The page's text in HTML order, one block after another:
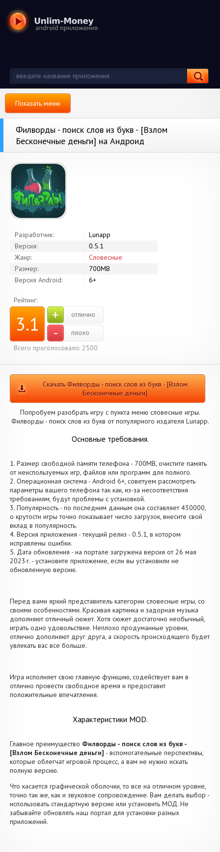
Показать меню
Филворды - поиск слов из букв - [Взлом
Бесконечные деньги] на Андроид
Разработчик:
Lunapp
Версия:
0.5.1
Жанр:
Словесные
Размер:
700MB
Версия Android:
6+
Рейтинг:
3.1 + отлично
-
плохо
Всего проголосовало: 2500
Скачать Филворды - поиск слов из букв - [Взлом
Бесконечные деньги]
Попробуем разобрать игру с пункта меню словесные игры.
Филворды - поиск слов из букв от популярного издателя Lunapp.
Основные требования.
1. Размер свободной памяти телефона - 700MB, очистите память
от неиспользуемых игр, файлов или программ для полного.
2. Операционная система - Android 6+, советуем рассмотреть
параметры вашего телефона так как, из-за несоответствия
требованиям, будут проблемы с установкой.
3. Популярность - по последним данным она составляет 430000,
о крутости игры точно показывает число загрузок, внесите свой
вклад в популярность.
4. Версия приложения - текущий релиз - 0.5.1, в котором
исправлены ошибки.
5. Дата обновления - на портале загружена версия от 26 мая
2023 г. - установите приложение, если вы установили не
обновленную версию.
Перед вами яркий представитель категории словесные игры, со
своими особенностями. Красивая картинка и задорная музыка
дополняют отличный сюжет. Хотя сюжет достаточно необычный,
играть одно удовольствие. Неплохо продуманные уровни,
отлично дополняют друг друга, а скорость происходящего будет
увлекать вас все больше.
Игра исполняет свою главную функцию, содействует вам в
отлично провести свободное время и предоставит
положительные впечатления.
Характеристики MOD.
Главное преимущество Филворды - поиск слов из букв -
[Взлом Бесконечные деньги] - вспомогательные перспективы,
которые облегчат игровой процесс, а вам не нужно искать
полную версию.
Что касается графической оболочки, то все на отличном уровне,
точно так же, как и звуковое сопровождение. Вам делать выбор -
использовать стандартную версию или установить МОД. Не
забывайте обновлять наш портал для установки разных
приложений.